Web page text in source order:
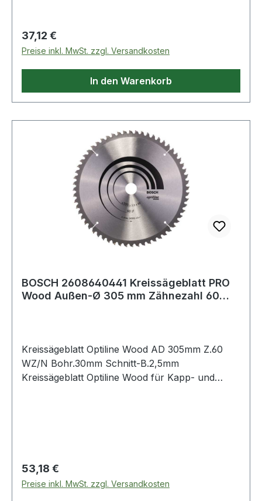
Regulärer Preis:
37,12 €
Preise inkl. MwSt. zzgl. Versandkosten
In den Warenkorb
BOSCH 2608640441 Kreissägeblatt PRO
Wood Außen-Ø 305 mm Zähnezahl 60
Kreissägeblatt Optiline Wood AD 305mm Z.60
WZ/N Bohr.30mm Schnitt-B.2,5mm
Kreissägeblatt Optiline Wood für Kapp- und
Regulärer Preis:
53,18 €
Preise inkl. MwSt. zzgl. Versandkosten